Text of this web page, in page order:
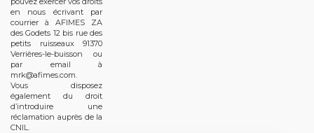
en nous écrivant par
courrier à AFIMES ZA
des Godets 12 bis rue des
petits ruisseaux 91370
Verrières-le-buisson ou
par email à
mrk@afimes.com.
Vous disposez
également du droit
d’introduire une
réclamation auprès de la
CNIL.